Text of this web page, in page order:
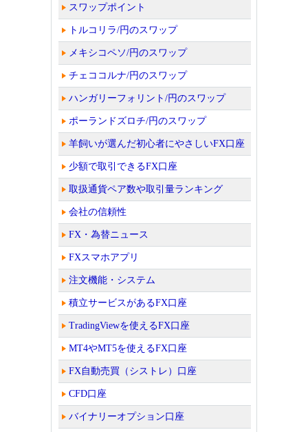
スワップポイント
トルコリラ/円のスワップ
メキシコペソ/円のスワップ
チェココルナ/円のスワップ
ハンガリーフォリント/円のスワップ
ポーランドズロチ/円のスワップ
羊飼いが選んだ初心者にやさしいFX口座
少額で取引できるFX口座
取扱通貨ペア数や取引量ランキング
会社の信頼性
FX・為替ニュース
FXスマホアプリ
注文機能・システム
積立サービスがあるFX口座
TradingViewを使えるFX口座
MT4やMT5を使えるFX口座
FX自動売買（シストレ）口座
CFD口座
バイナリーオプション口座